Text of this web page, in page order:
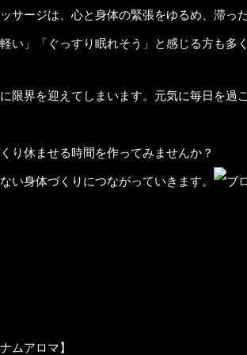
サージは、心と身体の緊張をゆるめ、滞っ
い」「ぐっすり眠れそう」と感じる方も多
限界を迎えてしまいます。元気に毎日を過
り休ませる時間を作ってみませんか？
い身体づくりにつながっていきます。
ムアロマ】